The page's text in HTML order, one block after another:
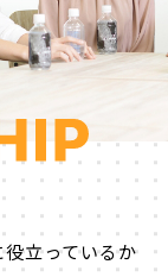
立っているか